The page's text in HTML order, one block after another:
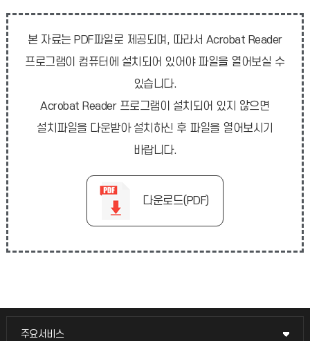
본 자료는 PDF파일로 제공되며, 따라서 Acrobat Reader
프로그램이 컴퓨터에 설치되어 있어야 파일을 열어보실 수
있습니다.
Acrobat Reader 프로그램이 설치되어 있지 않으면
설치파일을 다운받아 설치하신 후 파일을 열어보시기
바랍니다.
다운로드(PDF)
주요서비스
주요서비스